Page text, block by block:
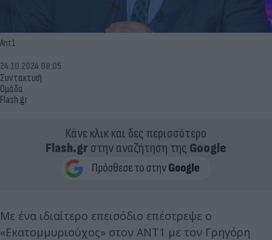
Ant1
Συντακτική
Ομάδα
Flash.gr
24.10.2024 08:05
Κάνε κλικ και δες περισσότερο
Flash.grστην αναζήτηση της Google
Με ένα ιδιαίτερο επεισόδιο επέστρεψε ο
«Εκατομμυριούχος» στον ΑΝΤ1 με τον Γρηγόρη